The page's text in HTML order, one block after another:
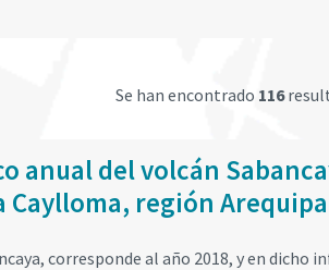
Se han encontrado 116
anual del volcán
región Arequipa
corresponde al año 2018, y en dicho